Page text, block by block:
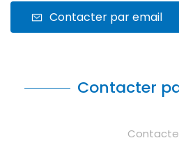
Contacter par email
Contacter